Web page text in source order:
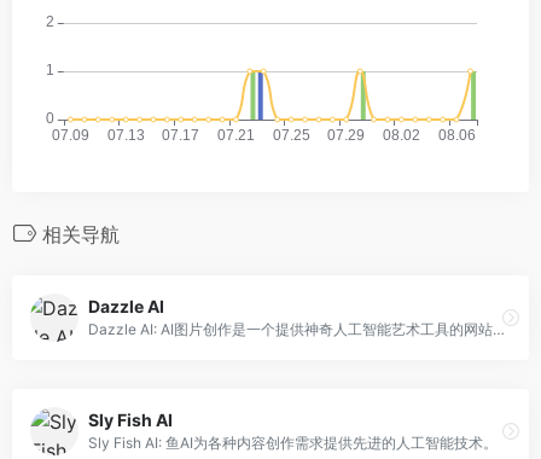
相关导航
Dazzle AI
Dazzle AI: AI图片创作是一个提供神奇人工智能艺术工具的网站，用于图片的创作和修改。
Sly Fish AI
Sly Fish AI: 鱼AI为各种内容创作需求提供先进的人工智能技术。